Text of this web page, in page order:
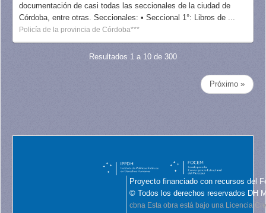
documentación de casi todas las seccionales de la ciudad de
Córdoba, entre otras. Seccionales: • Seccional 1°: Libros de ...
Policía de la provincia de Córdoba***
Resultados 1 a 10 de 300
Próximo »
Proyecto financiado con recursos del
© Todos los derechos reservados DH
cbna Esta obra está bajo una Licencia